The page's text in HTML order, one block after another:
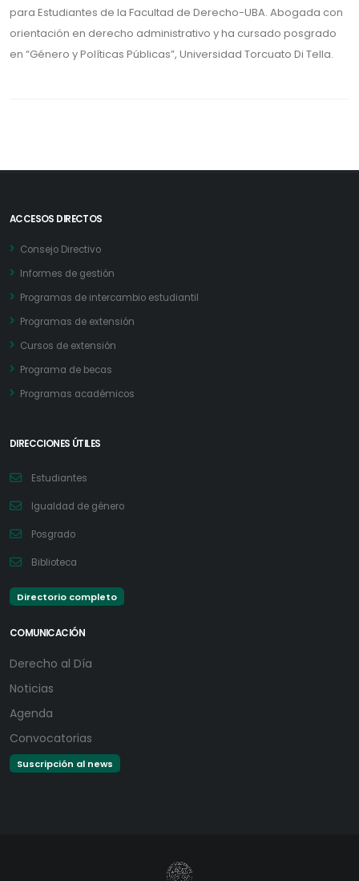
para Estudiantes de la Facultad de Derecho-UBA. Abogada con
orientación en derecho administrativo y ha cursado posgrado
en “Género y Políticas Públicas”, Universidad Torcuato Di Tella.
ACCESOS DIRECTOS
Consejo Directivo
Informes de gestión
Programas de intercambio estudiantil
Programas de extensión
Cursos de extensión
Programa de becas
Programas académicos
DIRECCIONES ÚTILES
Estudiantes
Igualdad de género
Posgrado
Biblioteca
Directorio completo
COMUNICACIÓN
Derecho al Día
Noticias
Agenda
Convocatorias
Suscripción al news